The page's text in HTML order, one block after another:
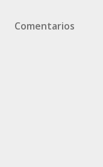
Comentarios